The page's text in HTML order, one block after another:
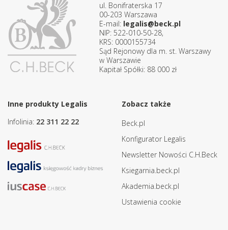
ul. Bonifraterska 17
00-203 Warszawa
E-mail: legalis@beck.pl
NIP: 522-010-50-28,
KRS: 0000155734
Sąd Rejonowy dla m. st. Warszawy
w Warszawie
Kapitał Spółki: 88 000 zł
Inne produkty Legalis
Infolinia: 22 311 22 22
Zobacz także
Beck.pl
Konfigurator Legalis
Newsletter Nowości C.H.Beck
Ksiegarnia.beck.pl
Akademia.beck.pl
Ustawienia cookie